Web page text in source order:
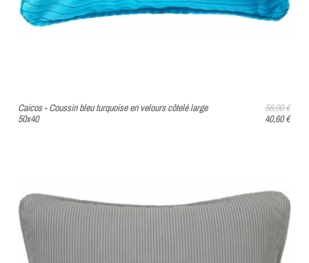
Caicos - Coussin bleu turquoise en velours côtelé large
50x40
58,00 €
40,60 €